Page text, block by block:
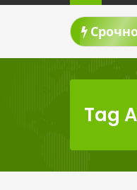
AZAL и ASCO В
Tag